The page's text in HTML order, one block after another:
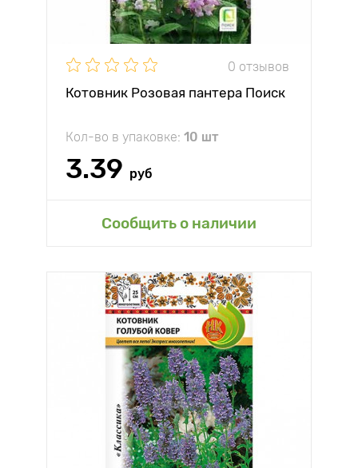
0 отзывов
Котовник Розовая пантера Поиск
Кол-во в упаковке: 10 шт
3.39 руб
Сообщить о наличии